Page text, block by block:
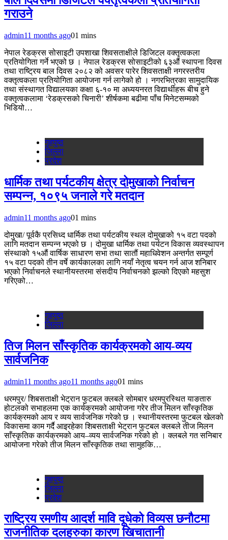
गराउने
admin11 months ago01 mins
नेपाल रेडक्रस सोसाइटी उपशाखा शिवसताक्षीले डिजिटल वक्तृत्वकला
प्रतियोगिता गर्ने भएको छ । नेपाल रेडक्रस सोसाइटीको ६३औं स्थापना दिवस
तथा राष्ट्रिय बाल दिवस २०८२ को अवसर पारेर शिवसताक्षी नगरस्तरीय
वक्तृत्वकला प्रतियोगिता आयोजना गर्न लागेको हो । नगरभित्रका सामुदायिक
तथा संस्थागत विद्यालयका कक्षा ६-१० मा अध्ययनरत विद्यार्थीहरू बीच हुने
वक्तृत्वकलामा ‘रेडक्रसको चिनारी’ शीर्षकमा बढीमा पाँच मिनेटसम्मको
भिडियो…
गृहपुष्‍ठ
जिल्ला
प्रदेश
धार्मिक तथा पर्यटकीय क्षेत्र दोमुखाको निर्वाचन
सम्पन्न, १०९५ जनाले गरे मतदान
admin11 months ago01 mins
दोमुखा/ पूर्वकै प्रसिध्द धार्मिक तथा पर्यटकीय स्थल दोमुखाको १५ वटा पदको
लागि मतदान सम्पन्न भएको छ । दोमुखा धार्मिक तथा पर्यटन विकास व्यवस्थापन
संंस्थाको १५औं वार्षिक साधारण सभा तथा सातौं महाधिवेशन अन्तर्गत सम्पूर्ण
१५ वटा पदको तीन वर्षे कार्यकालका लागि नयाँ नेतृत्व चयन गर्न आज शनिबार
भएको निर्वाचनले स्थानीयस्तरमा संसदीय निर्वाचनको झल्को दिएको महसुश
गरिएको…
गृहपुष्‍ठ
जिल्ला
तिज मिलन साँस्कृतिक कार्यक्रमको आय-व्यय
सार्वजनिक
admin11 months ago11 months ago01 mins
धरमपुर/ शिबसताक्षी भेट्रान फुटबल क्लबले सोमबार धरमपुरस्थित याङतारु
होटलको सभाहलमा एक कार्यक्रमको आयोजना गरेर तीज मिलन साँस्कृतिक
कार्यक्रमको आय र व्यय सार्वजनिक गरेको छ । स्थानीयस्तरमा फुटबल खेलको
विकासमा काम गर्दै आइरहेका शिबसताक्षी भेट्रान फुटबल क्लबले तीज मिलन
साँस्कृतिक कार्यक्रमको आय–व्यय सार्वजनिक गरेको हो । क्लबले गत सनिबार
आयोजना गरेको तीज मिलन साँस्कृतिक तथा सामुहकि…
गृहपुष्‍ठ
जिल्ला
प्रदेश
राष्ट्रिय रमणीय आदर्श मावि दूधेको विव्यस छनौटमा
राजनीतिक दलहरुका कारण खिचातानी